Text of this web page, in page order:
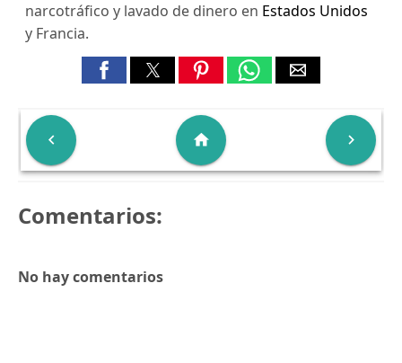
narcotráfico y lavado de dinero en Estados Unidos
y Francia.
 
home
Comentarios:
No hay comentarios